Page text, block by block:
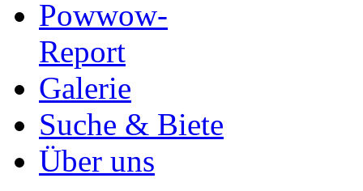
Powwow-
Report
Galerie
Suche & Biete
Über uns